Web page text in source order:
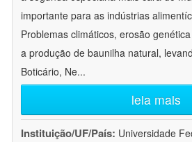
importante para as indústrias
Problemas climáticos, erosão
a produção de baunilha natural,
Boticário, Ne...
leia mais
Instituição/UF/País: Universidade